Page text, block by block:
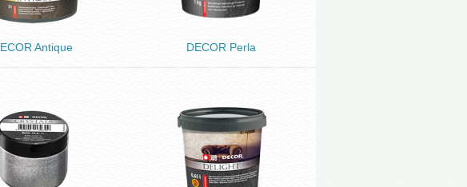
Antique DECOR Perla